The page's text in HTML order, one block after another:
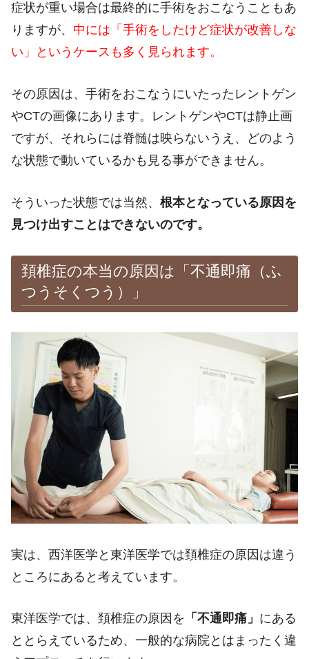
症状が重い場合は最終的に手術をおこなうこともあ
りますが、 中には「手術をしたけど症状が改善しな
い」というケースも多く見られます。
その原因は、手術をおこなうにいたったレントゲン
やCTの画像にあります。レントゲンやCTは静止画
ですが、それらには脊髄は映らないうえ、どのよう
な状態で動いているかも見る事ができません。
そういった状態では当然、 根本となっている原因を
見つけ出すことはできないのです。
頚椎症の本当の原因は「不通即痛（ふ
つうそくつう）」
実は、西洋医学と東洋医学では頚椎症の原因は違う
ところにあると考えています。
東洋医学では、頚椎症の原因を 「不通即痛」 にある
ととらえているため、一般的な病院とはまったく違